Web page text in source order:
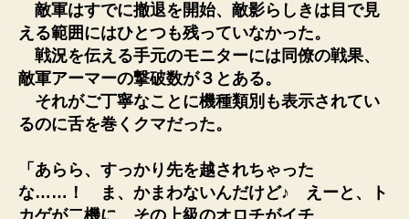
敵軍はすでに撤退を開始、敵影らしきは目で見
える範囲にはひとつも残っていなかった。
戦況を伝える手元のモニターには同僚の戦果、
敵軍アーマーの撃破数が３とある。
それがご丁寧なことに機種類別も表示されてい
るのに舌を巻くクマだった。
「あらら、すっかり先を越されちゃった
な……！ ま、かまわないんだけど♪ えーと、ト